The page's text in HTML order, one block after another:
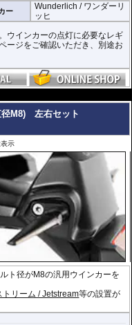
ー
Wunderlich / ワンダーリ
ッヒ
ウインカーの点灯に必要なレギ
ージをご確認いただき、別途お
径M8) 左右セット
示
ト径がM8の汎用ウインカーを
トリーム / Jetstream等の設置が